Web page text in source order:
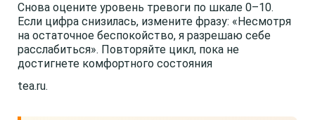
Снова оцените уровень тревоги по шкале 0–10.
Если цифра снизилась, измените фразу: «Несмотря
на остаточное беспокойство, я разрешаю себе
расслабиться». Повторяйте цикл, пока не
достигнете комфортного состояния
tea.ru.